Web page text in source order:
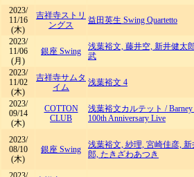
2023/
11/16
(木)
吉祥寺ストリ
ングス
益田英生 Swing Quartetto
2023/
11/06
(月)
銀座 Swing
浅葉裕文, 藤井空, 新井健太
武
2023/
11/02
(木)
吉祥寺サムタ
イム
浅葉裕文 4
2023/
09/14
(木)
COTTON
CLUB
浅葉裕文カルテット /
100th Anniversary Live
2023/
08/10
(木)
銀座 Swing
浅葉裕文, 紗理, 宮崎佳彦,
郎, たきざわあつき